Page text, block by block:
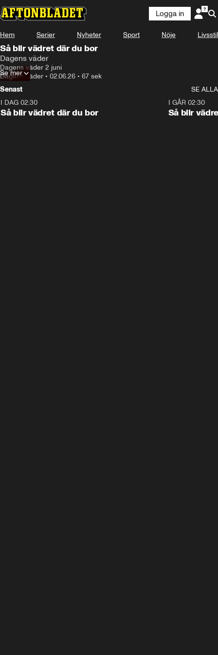
Logga in
Hem Serier Nyheter Sport Nöje Livsstil
Så blir vädret där du bor
Dagens väder
Dagens väder 2 juni
Dagens väder • 02.06.26 • 67 sek
Se mer
Senast
SE ALLA
I DAG 02:30
Så blir vädret där du bor
I GÅR 02:30
Så blir